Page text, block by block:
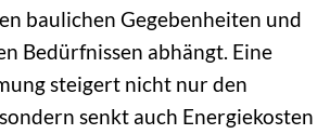
baulichen Gegebenheiten und
Bedürfnissen abhängt. Eine
steigert nicht nur den
senkt auch Energiekosten